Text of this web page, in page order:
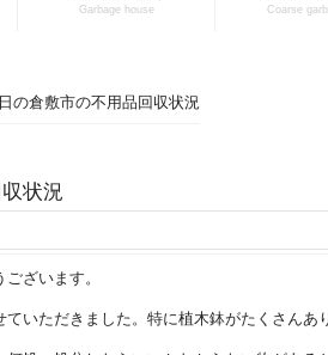
Garbage house Coarse
の倉敷市の不用品回収状況
状況
ざいます。
いただきました。特に植木鉢がたくさんあ